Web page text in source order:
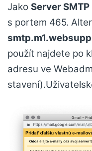
Jako Server SMTP
s portem 465.
použít najdete po
adresu ve